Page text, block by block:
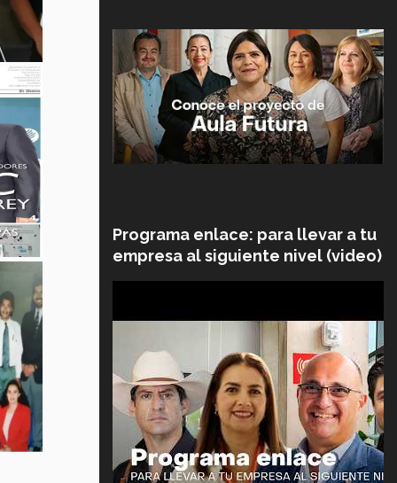
Programa enlace: para llevar a tu
empresa al siguiente nivel (video)